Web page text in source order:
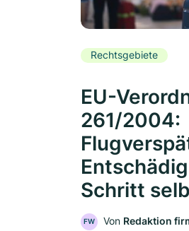
Rechtsgebiete
EU-
261/2004:
Schritt
FW Von Redaktion